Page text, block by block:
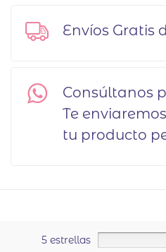
Envíos Gratis
Consúltanos
Te
tu producto
5 estrellas